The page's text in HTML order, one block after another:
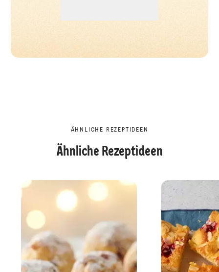
ÄHNLICHE REZEPTIDEEN
Ähnliche Rezeptideen